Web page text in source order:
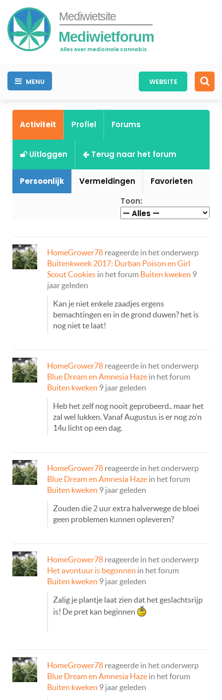
Mediwietsite
Mediwietforum
Alles over medicinale cannabis
MENU WEBSITE
Activiteit Profiel Forums
Uitloggen Terug naar het forum
Persoonlijk Vermeldingen
Favorieten
Toon:
HomeGrower78 reageerde in het onderwerp
Buitenkweek 2017: Durban Poison en Girl
Scout Cookies in het forum Buiten kweken 9
jaar geleden
Kan je niet enkele zaadjes ergens
bemachtingen en in de grond duwen? het is
nog niet te laat!
HomeGrower78 reageerde in het onderwerp
Blue Dream en Amnesia Haze in het forum
Buiten kweken 9 jaar geleden
Heb het zelf nog nooit geprobeerd.. maar het
zal wel lukken. Vanaf Augustus is er nog zo’n
14u licht op een dag.
HomeGrower78 reageerde in het onderwerp
Blue Dream en Amnesia Haze in het forum
Buiten kweken 9 jaar geleden
Zouden die 2 uur extra halverwege de bloei
geen problemen kunnen opleveren?
HomeGrower78 reageerde in het onderwerp
Het avontuur is begonnen in het forum
Buiten kweken 9 jaar geleden
Zalig je plantje laat zien dat het geslachtsrijp
is! De pret kan beginnen
HomeGrower78 reageerde in het onderwerp
Blue Dream en Amnesia Haze in het forum
Buiten kweken 9 jaar geleden